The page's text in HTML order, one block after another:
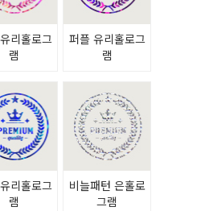
리홀로그
램
퍼플 유리홀로그
램
리홀로그
램
비늘패턴 은홀로
그램